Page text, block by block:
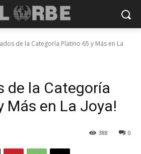
de la Categoría Platino 65 y Más en La
de la Categoría
Más en La Joya!
0
388